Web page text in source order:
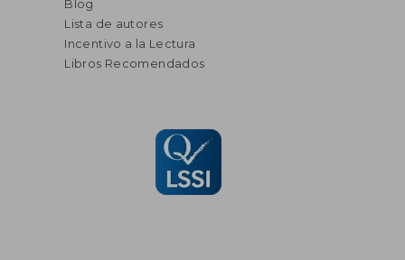
Blog
Lista de autores
Incentivo a la Lectura
Libros Recomendados